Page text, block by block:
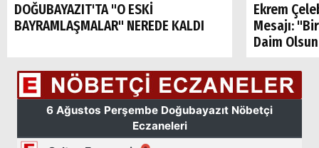
DOĞUBAYAZIT'TA "O ESKİ
BAYRAMLAŞMALAR" NEREDE KALDI
Ekrem
Mesajı:
Daim